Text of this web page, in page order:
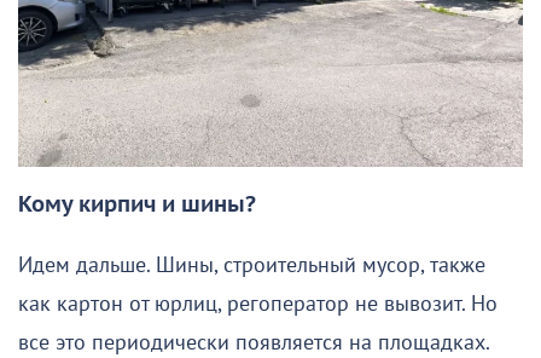
Кому кирпич и шины?
Идем дальше. Шины, строительный мусор, также
как картон от юрлиц, регоператор не вывозит. Но
все это периодически появляется на площадках.